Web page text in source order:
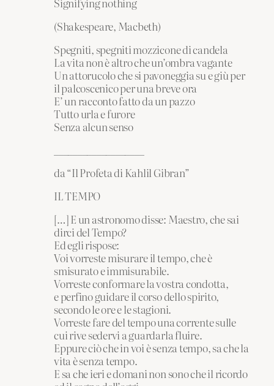
(Shakespeare, Macbeth)
Spegniti, spegniti mozzicone di candela
La vita non è altro che un’ombra vagante
Un attorucolo che si pavoneggia su e giù per
il palcoscenico per una breve ora
E’ un racconto fatto da un pazzo
Tutto urla e furore
Senza alcun senso
da “Il Profeta di Kahlil Gibran”
IL TEMPO
[…] E un astronomo disse: Maestro, che sai
dirci del Tempo?
Ed egli rispose:
Voi vorreste misurare il tempo, che è
smisurato e immisurabile.
Vorreste conformare la vostra condotta,
e perfino guidare il corso dello spirito,
secondo le ore e le stagioni.
Vorreste fare del tempo una corrente sulle
cui rive sedervi a guardarla fluire.
Eppure ciò che in voi è senza tempo, sa che la
vita è senza tempo.
E sa che ieri e domani non sono che il ricordo